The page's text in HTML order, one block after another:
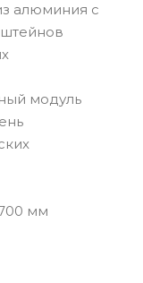
алюминия с
модуль
мм